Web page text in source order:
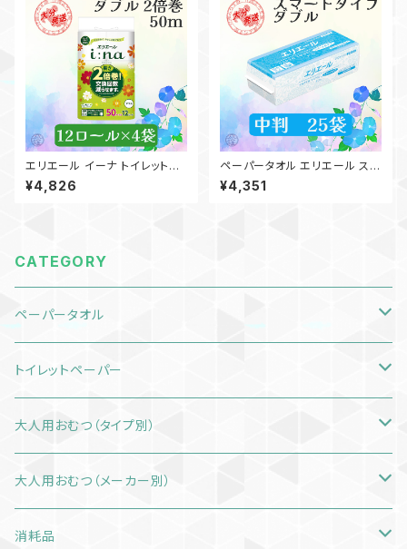
エリエール イーナ トイレットテ
ィッシュー 2倍巻き 50m ダブル
12ロール×4袋 21001131 大王
¥4,826
ペーパータオル エリエール スマ
ートタイプ ダブル／中判／25袋
（200組400枚）日本製 高品質
¥4,351
CATEGORY
ペーパータオル
エリエール スマートタイプ ダブル
中判サイズ
小判サイズ
エルヴェール エコスマート
中判サイズ
小判サイズ
トイレットペーパー
シングル
ダブル
大人用おむつ（タイプ別）
テープタイプ
パンツタイプ
大人用おむつ（メーカー別）
アテント
消耗品